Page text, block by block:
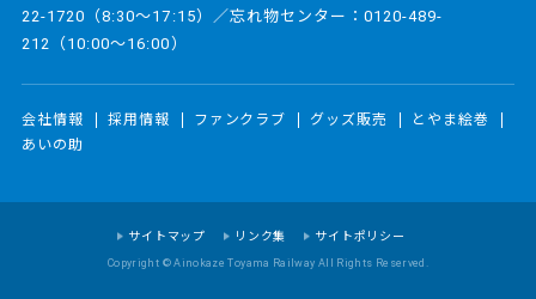
22-1720 （8:30～17:15）／忘れ物センター：0120-489-
212 （10:00～16:00）
会社情報 採用情報 ファンクラブ グッズ販売
とやま絵巻
あいの助
サイトマップ リンク集 サイトポリシー
Copyright © Ainokaze Toyama Railway All Rights Reserved.